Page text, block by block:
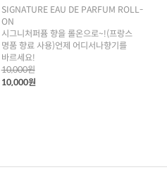
SIGNATURE EAU DE PARFUM ROLL-
ON
시그니처퍼퓸 향을 롤온으로~!(프랑스
명품 향료 사용)언제 어디서나향기를
바르세요!
10,000원
10,000원